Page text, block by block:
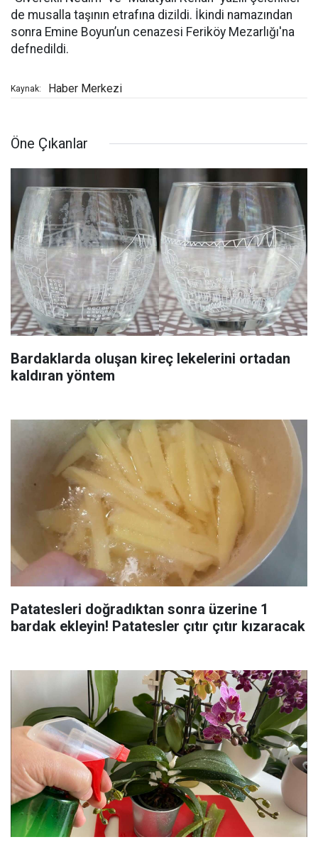
de musalla taşının etrafına dizildi. İkindi namazından
sonra Emine Boyun’un cenazesi Feriköy Mezarlığı'na
defnedildi.
Kaynak: Haber Merkezi
Öne Çıkanlar
Bardaklarda oluşan kireç lekelerini ortadan
kaldıran yöntem
Patatesleri doğradıktan sonra üzerine 1
bardak ekleyin! Patatesler çıtır çıtır kızaracak